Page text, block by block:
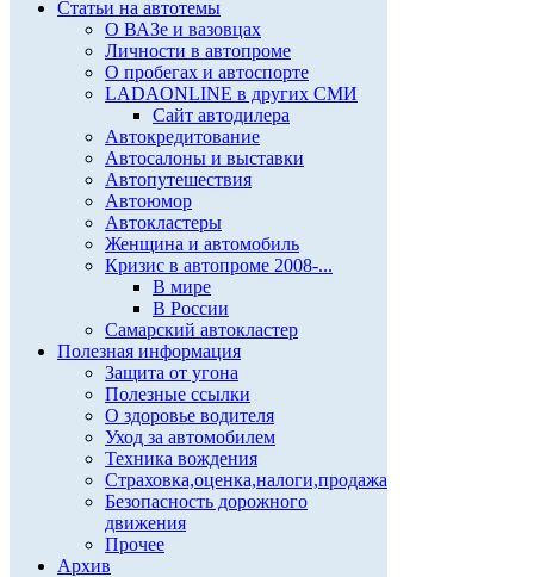
Статьи на автотемы
О ВАЗе и вазовцах
Личности в автопроме
О пробегах и автоспорте
LADAONLINE в других СМИ
Сайт автодилера
Автокредитование
Автосалоны и выставки
Автопутешествия
Автоюмор
Автокластеры
Женщина и автомобиль
Кризис в автопроме 2008-...
В мире
В России
Самарский автокластер
Полезная информация
Защита от угона
Полезные ссылки
О здоровье водителя
Уход за автомобилем
Техника вождения
Страховка,оценка,налоги,продажа
Безопасность дорожного
движения
Прочее
Архив